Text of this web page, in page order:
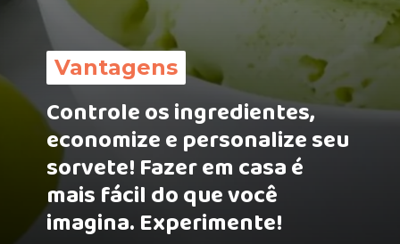
Controle os ingredientes,
economize e personalize seu
sorvete! Fazer em casa é
mais fácil do que você
imagina. Experimente!
Vantagens